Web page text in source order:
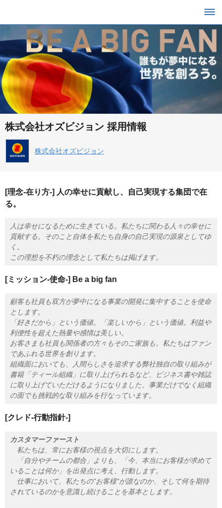
株式会社オズビジョン 採用情報
株式会社オズビジョン
[理念-在り方-] 人の幸せに貢献し、自己実現する集団で在
る。
人は幸せになるために生きている。私たちに関わる人々の幸せに
貢献する。そのこと自体を私たち自身の自己実現の源泉としてゆ
く。
この理想を不朽の理念として私たちは掲げます。
[ミッション‐使命‐] Be a big fan
顧客も社員も双方が夢中になる事業の開発に集中することを使命
とします。
「好きだから」という価値。「楽しいから」という価値。利益や
利便性を超えた熱量や感情は美しい。
お客さまも社員も関係者の方々もそのご家族も。私たちはファン
であふれる世界を創ります。
組織面においても、人間らしさを追求する弊社独自の取り組みが
書籍「ティール組織」に取り上げられるなど、ビジネス書や雑誌
に取り上げていただけるようになりました。事業だけでなく組織
の面でも挑戦的な取り組みを行なっています。
[クレド‐行動指針‐]
カスタマーファースト
私たちは、常にお客様の視点を大切にします。
「自分やチームの都合」よりも、「今、本当にお客様が求めて
いることは何か」を出発点に考え、行動します。
仕事において、私たちの"お客様"が誰なのか、そして何を期待
されているのかを意識し続けることを基本とします。